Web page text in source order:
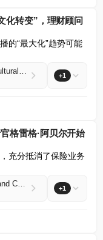
化转变”，理财顾问
的“最大化”趋势可能
'Moneymaxxing' isn't a trend, it's a 'cultural shift,' financial advisor says — here's how to get started +1
格雷格·阿贝尔开始
充分抵消了保险业务
Berkshire earnings rose last quarter and CEO Greg Abel is starting to deploy Buffett's massive cash hoard +1